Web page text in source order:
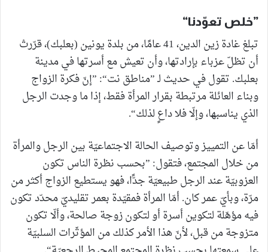
”خلص تعوّدنا“
تبلغ غادة زين الدين، 41 عامًا، من بلدة يونين (بعلبك)، قرّرتْ
أن تظلّ عزباء بإرادتها، وأن تعيش مع أسرتها في مدينة
بعلبك. تقول في حديث لـ ”مناطق نت“: ”إنّ فكرة الزواج
وبناء العائلة مرتبطة بقرار المرأة فقط، إذا ما وجدت الرجل
الذي يناسبها، وإلّا فلا داعٍ لذلك“.
أمّا عن التمييز وتوصيف الحالة الاجتماعيّة بين الرجل والمرأة
من خلال المجتمع، فتقول: ”بحسب نظرة الناس تكون
العزوبيّة عند الرجل طبيعيّة جدًّا، فهو يستطيع الزواج أكثر من
مرّة، وبأيّ عمر كان. أمّا المرأة فمقيّدة بعمر تقليديّ محدّد تكون
فيه مؤهّلة لتكوين أسرة أو لتكون زوجة صالحة، وألّا تكون
متزوجة من قبل، لأنّ هذا الأمر كذلك من المؤثّرات السلبيّة